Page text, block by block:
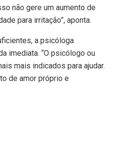
não gere um aumento de
para irritação”, aponta.
a psicóloga
imediata. “O psicólogo ou
mais indicados para ajudar.
de amor próprio e